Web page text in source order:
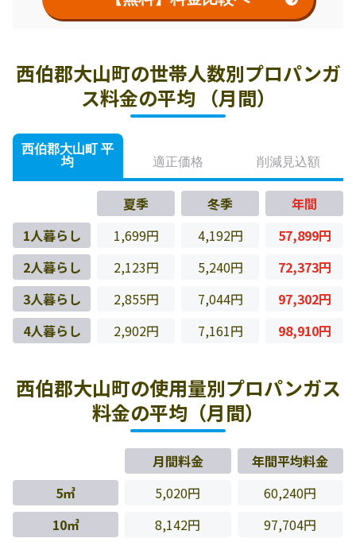
西伯郡大山町の世帯人数別プロパンガ
ス料金の平均 （月間）
西伯郡大山町 平
均
適正価格 削減見込額
夏季 冬季
年間
1人暮らし
1,699円 4,192円
57,899円
2人暮らし
2,123円 5,240円
72,373円
3人暮らし
2,855円 7,044円
97,302円
4人暮らし
2,902円 7,161円 98,910円
西伯郡大山町の使用量別プロパンガス
料金の平均（月間）
月間料金
年間平均料金
5㎥
5,020円
60,240円
10㎥
8,142円
97,704円